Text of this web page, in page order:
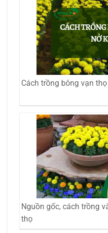
Cách trồng bông vạn
Nguồn gốc, cách trồng
thọ